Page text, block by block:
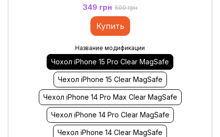
349 грн 500 грн
Купить
Название модификации
Чохол iPhone 15 Pro Clear MagSafe
Чехол iPhone 15 Clear MagSafe
Чехол iPhone 14 Pro Max Clear MagSafe
Чехол iPhone 14 Pro Clear MagSafe
Чехол iPhone 14 Clear MagSafe